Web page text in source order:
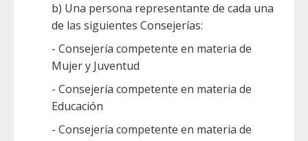
b) Una persona representante de cada una
de las siguientes Consejerías:
- Consejería competente en materia de
Mujer y Juventud
- Consejería competente en materia de
Educación
- Consejería competente en materia de